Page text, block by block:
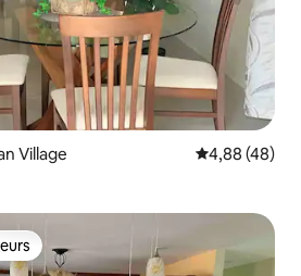
Village Évaluation
4,88 (48)